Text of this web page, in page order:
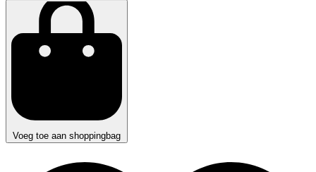
Voeg toe aan shoppingbag